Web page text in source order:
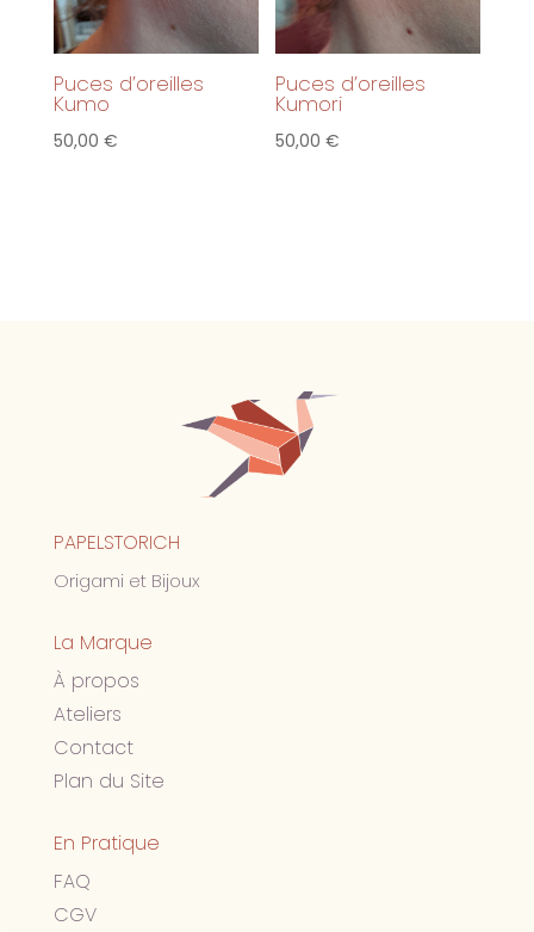
Puces d’oreilles
Kumo
50,00 €
Puces d’oreilles
Kumori
50,00€
PAPELSTORICH
Origami et Bijoux
La Marque
À propos
Ateliers
Contact
Plan du Site
En Pratique
FAQ
CGV